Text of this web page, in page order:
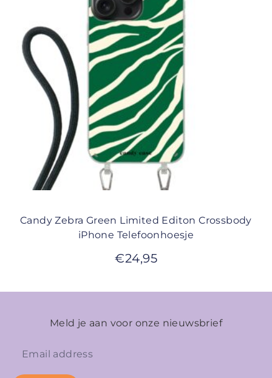
Candy Zebra Green Limited Editon Crossbody
iPhone Telefoonhoesje
€24,95
Meld je aan voor onze nieuwsbrief